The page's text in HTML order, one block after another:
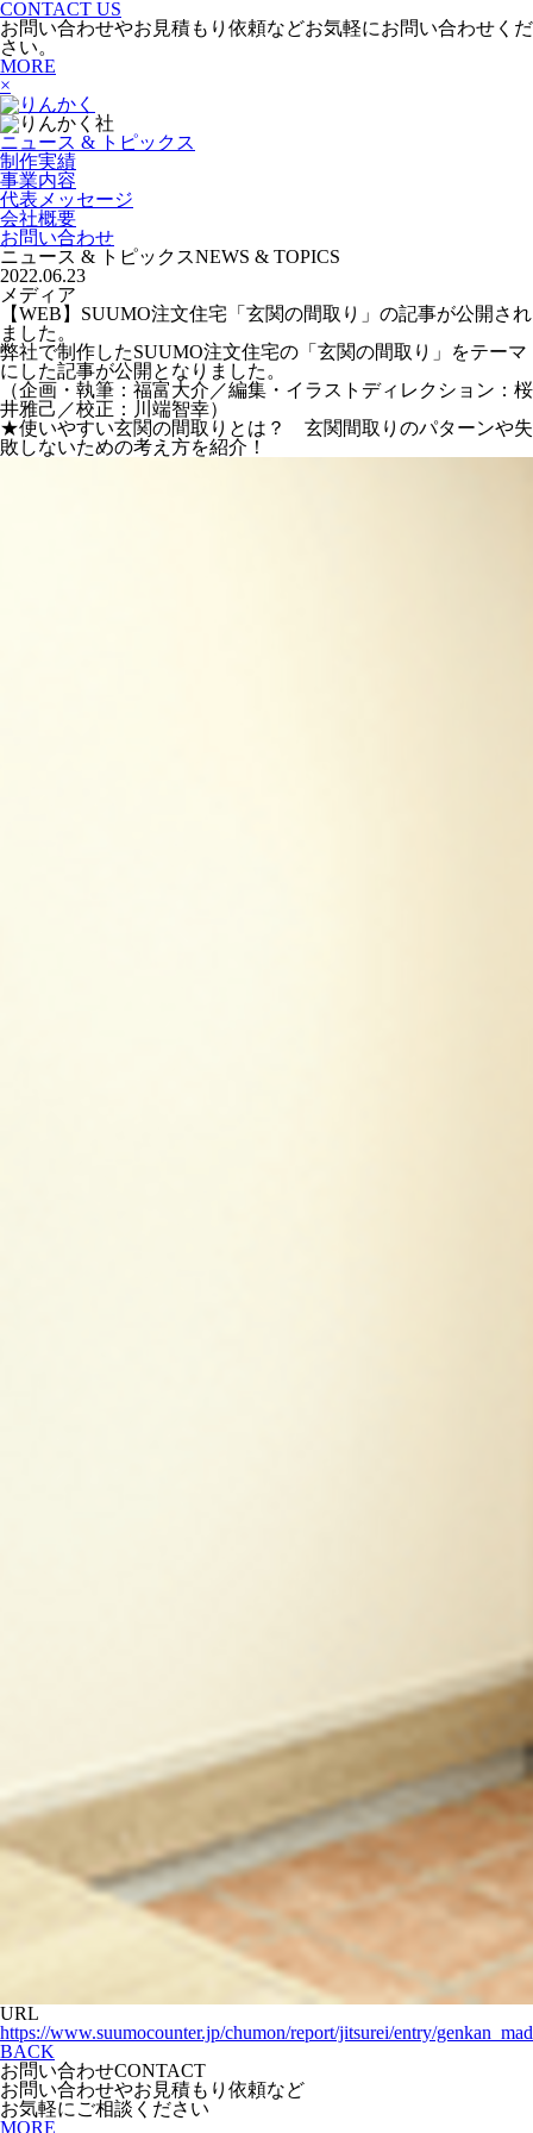
CONTACT US
お問い合わせやお見積もり依頼などお気軽にお問い合わせくだ
さい。
MORE
×
ニュース & トピックス
制作実績
事業内容
代表メッセージ
会社概要
お問い合わせ
ニュース & トピックスNEWS & TOPICS
2022.06.23
メディア
【WEB】SUUMO注文住宅「玄関の間取り」の記事が公開され
ました。
弊社で制作したSUUMO注文住宅の「玄関の間取り」をテーマ
にした記事が公開となりました。
（企画・執筆：福富大介／編集・イラストディレクション：桜
井雅己／校正：川端智幸）
★使いやすい玄関の間取りとは？ 玄関間取りのパターンや失
敗しないための考え方を紹介！
URL
https://www.suumocounter.jp/chumon/report/jitsurei/entry/
BACK
お問い合わせCONTACT
お問い合わせやお見積もり依頼など
お気軽にご相談ください
MORE